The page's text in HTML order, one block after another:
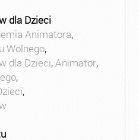
dla Dzieci
Animatora,
Wolnego,
dla Dzieci,Animator,
,
,